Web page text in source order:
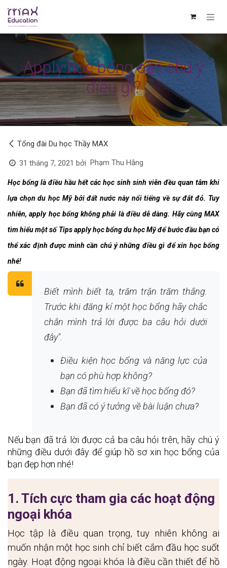
Apply học bổng cần chú ý
điều gì?
Tổng đài Du học Thầy MAX
31 tháng 7, 2021 bởi Phạm Thu Hằng
Học bổng là điều hầu hết các học sinh sinh viên đều quan tâm khi
lựa chọn du học Mỹ bởi đất nước này nổi tiếng về sự đắt đỏ. Tuy
nhiên, apply học bổng không phải là điều dễ dàng. Hãy cùng MAX
tìm hiểu một số Tips apply học bổng du học Mỹ để bước đầu bạn có
thể xác định được mình cần chú ý những điều gì để xin học bổng
nhé!
Biết mình biết ta, trăm trận trăm thắng.
Trước khi đăng kí một học bổng hãy chắc
chắn mình trả lời được ba câu hỏi dưới
đây".
Điều kiện học bổng và năng lực của
bạn có phù hợp không?
Bạn đã tìm hiểu kĩ về học bổng đó?
Bạn đã có ý tưởng về bài luận chưa?
Nếu bạn đã trả lời được cả ba câu hỏi trên, hãy chú ý
những điều dưới đây để giúp hồ sơ xin học bổng của
bạn đẹp hơn nhé!
1. Tích cực tham gia các hoạt động
ngoại khóa
Học tập là điều quan trọng, tuy nhiên không ai
muốn nhận một học sinh chỉ biết cắm đầu học suốt
ngày. Hoạt động ngoại khóa là điều cần thiết để hồ